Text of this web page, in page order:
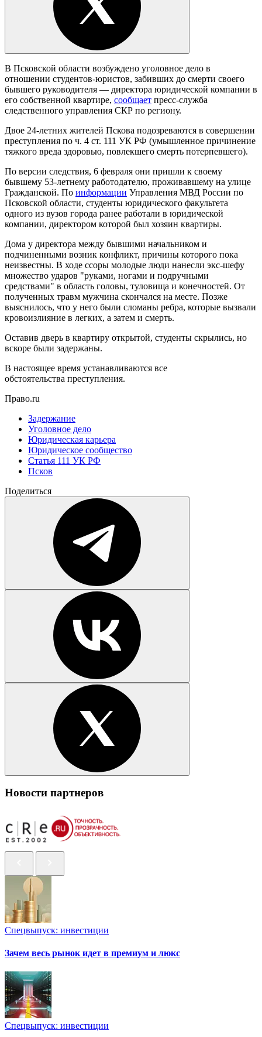
В Псковской области возбуждено уголовное дело в
отношении студентов-юристов, забивших до смерти своего
бывшего руководителя — директора юридической компании в
его собственной квартире, сообщает пресс-служба
следственного управления СКР по региону.
Двое 24-летних жителей Пскова подозреваются в совершении
преступления по ч. 4 ст. 111 УК РФ (умышленное причинение
тяжкого вреда здоровью, повлекшего смерть потерпевшего).
По версии следствия, 6 февраля они пришли к своему
бывшему 53-летнему работодателю, проживавшему на улице
Гражданской. По информации Управления МВД России по
Псковской области, студенты юридического факультета
одного из вузов города ранее работали в юридической
компании, директором которой был хозяин квартиры.
Дома у директора между бывшими начальником и
подчиненными возник конфликт, причины которого пока
неизвестны. В ходе ссоры молодые люди нанесли экс-шефу
множество ударов "руками, ногами и подручными
средствами" в область головы, туловища и конечностей. От
полученных травм мужчина скончался на месте. Позже
выяснилось, что у него были сломаны ребра, которые вызвали
кровоизлияние в легких, а затем и смерть.
Оставив дверь в квартиру открытой, студенты скрылись, но
вскоре были задержаны.
В настоящее время устанавливаются все
обстоятельства преступления.
Право.ru
Задержание
Уголовное дело
Юридическая карьера
Юридическое сообщество
Статья 111 УК РФ
Псков
Поделиться
Новости партнеров
Спецвыпуск: инвестиции
Зачем весь рынок идет в премиум и люкс
Спецвыпуск: инвестиции